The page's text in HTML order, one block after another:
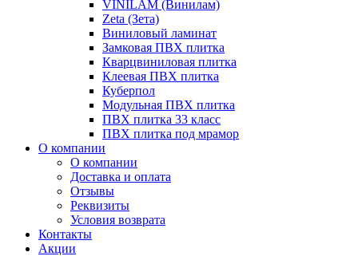
VINILAM (Винилам)
Zeta (Зета)
Виниловый ламинат
Замковая ПВХ плитка
Кварцвиниловая плитка
Клеевая ПВХ плитка
Куберпол
Модульная ПВХ плитка
ПВХ плитка 33 класс
ПВХ плитка под мрамор
О компании
О компании
Доставка и оплата
Отзывы
Реквизиты
Условия возврата
Контакты
Акции